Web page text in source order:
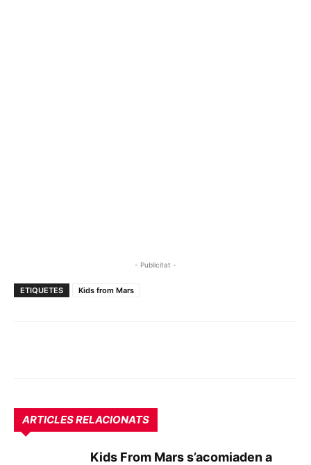
- Publicitat -
ETIQUETES Kids from Mars
ARTICLES RELACIONATS
Kids From Mars s’acomiaden a